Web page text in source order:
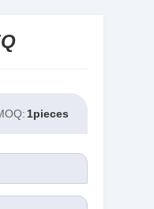
1pieces